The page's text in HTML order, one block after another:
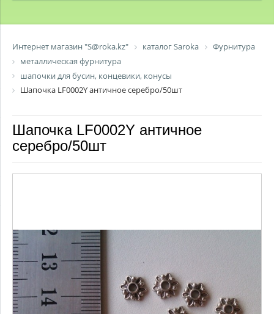
Интернет магазин "S@roka.kz" каталог Saroka
Фурнитура
металлическая фурнитура
шапочки для бусин, концевики, конусы
Шапочка LF0002Y античное серебро/50шт
Шапочка LF0002Y античное
серебро/50шт